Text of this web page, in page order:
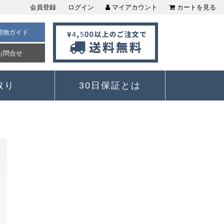
会員登録 ログイン マイアカウント カートを見る
ガイド
問合せ
り 30日保証とは